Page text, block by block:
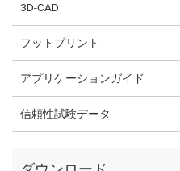
3D-CAD
フットプリント
アプリケーションガイド
信頼性試験データ